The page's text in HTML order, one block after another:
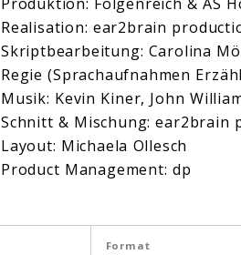
Realisation: ear2brain
Skriptbearbeitung: Carolina
Regie (Sprachaufnahmen
Musik: Kevin Kiner, John
Schnitt & Mischung: ear2brain
Layout: Michaela Ollesch
Product Management: dp
Format